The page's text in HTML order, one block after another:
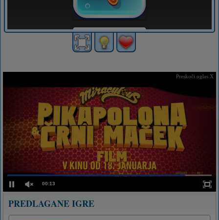
00:13
Preskoči oglas X
PREDLAGANE IGRE